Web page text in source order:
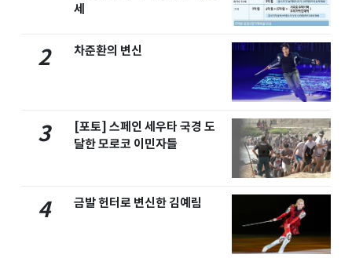
세
2 차준환의 변신
3
[포토] 스페인 세우타 국경 도
달한 모로코 이민자들
4 금발 헌터로 변신한 김예림